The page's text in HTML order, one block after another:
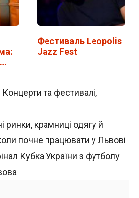
Фестиваль Leopolis
Jazz Fest
, Концерти та фестивалі,
ринки, крамниці одягу й
почне працювати у Львові
Кубка України з футболу